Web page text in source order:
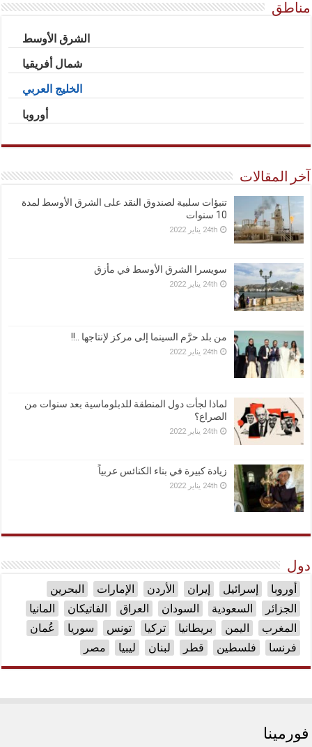
مناطق
الشرق الأوسط
شمال أفريقيا
الخليج العربي
أوروبا
آخر المقالات
تنبؤات سلبية لصندوق النقد على الشرق الأوسط لمدة
10 سنوات
24th يناير 2022
سويسرا الشرق الأوسط في مأزق
24th يناير 2022
من بلد حرَّم السينما إلى مركز لإنتاجها ..!!
24th يناير 2022
لماذا لجأت دول المنطقة للدبلوماسية بعد سنوات من
الصراع؟
24th يناير 2022
زيادة كبيرة في بناء الكنائس عربياً
24th يناير 2022
دول
أوروبا إسرائيل إيران الأردن الإمارات
البحرين
الجزائر
السعودية السودان العراق الفاتيكان
المانيا
المغرب
اليمن بريطانيا تركيا تونس سوريا
عُمان
فرنسا
فلسطين قطر لبنان ليبيا مصر
فورمينا